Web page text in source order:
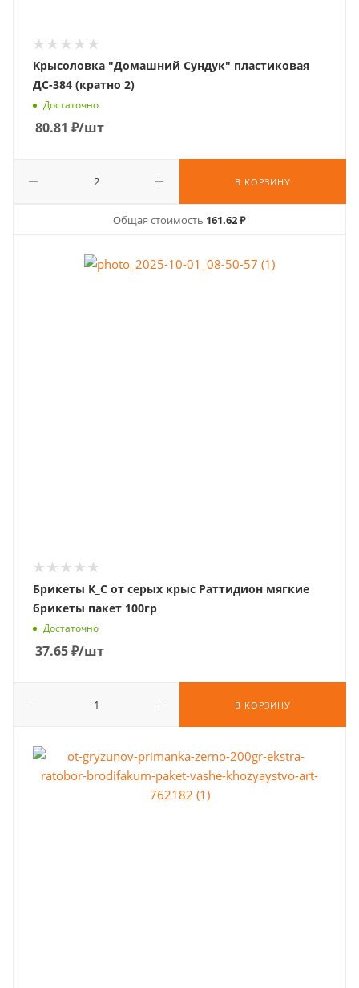
Крысоловка "Домашний Сундук" пластиковая
ДС-384 (кратно 2)
Достаточно
80.81 ₽/шт
В КОРЗИНУ
Общая стоимость 161.62 ₽
Брикеты К_С от серых крыс Раттидион мягкие
брикеты пакет 100гр
Достаточно
37.65₽/шт
В КОРЗИНУ